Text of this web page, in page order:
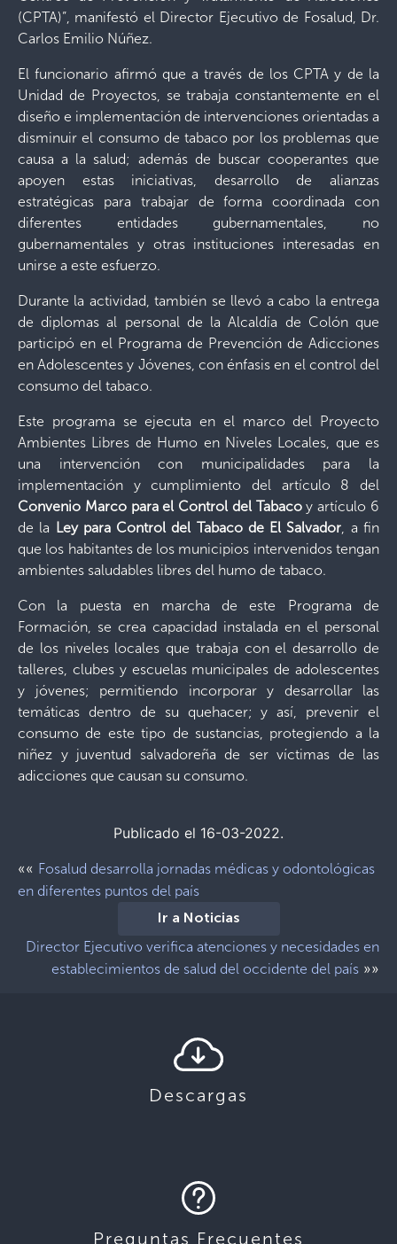
(CPTA)”, manifestó el Director Ejecutivo de Fosalud, Dr.
Carlos Emilio Núñez.
El funcionario afirmó que a través de los CPTA y de la
Unidad de Proyectos, se trabaja constantemente en el
diseño e implementación de intervenciones orientadas a
disminuir el consumo de tabaco por los problemas que
causa a la salud; además de buscar cooperantes que
apoyen estas iniciativas, desarrollo de alianzas
estratégicas para trabajar de forma coordinada con
diferentes entidades gubernamentales, no
gubernamentales y otras instituciones interesadas en
unirse a este esfuerzo.
Durante la actividad, también se llevó a cabo la entrega
de diplomas al personal de la Alcaldía de Colón que
participó en el Programa de Prevención de Adicciones
en Adolescentes y Jóvenes, con énfasis en el control del
consumo del tabaco.
Este programa se ejecuta en el marco del Proyecto
Ambientes Libres de Humo en Niveles Locales, que es
una intervención con municipalidades para la
implementación y cumplimiento del artículo 8 del
Convenio Marco para el Control del Tabacoy artículo 6
de la Ley para Control del Tabaco de El Salvador, a fin
que los habitantes de los municipios intervenidos tengan
ambientes saludables libres del humo de tabaco.
Con la puesta en marcha de este Programa de
Formación, se crea capacidad instalada en el personal
de los niveles locales que trabaja con el desarrollo de
talleres, clubes y escuelas municipales de adolescentes
y jóvenes; permitiendo incorporar y desarrollar las
temáticas dentro de su quehacer; y así, prevenir el
consumo de este tipo de sustancias, protegiendo a la
niñez y juventud salvadoreña de ser víctimas de las
adicciones que causan su consumo.
Publicado el 16-03-2022.
«« Fosalud desarrolla jornadas médicas y odontológicas
en diferentes puntos del país
Ir a Noticias
Director Ejecutivo verifica atenciones y necesidades en
establecimientos de salud del occidente del país »»
Descargas
Preguntas Frecuentes